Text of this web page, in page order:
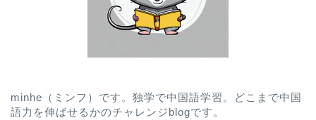
minhe（ミンフ）です。独学で中国語学習。どこまで中国
語力を伸ばせるかのチャレンジblogです。